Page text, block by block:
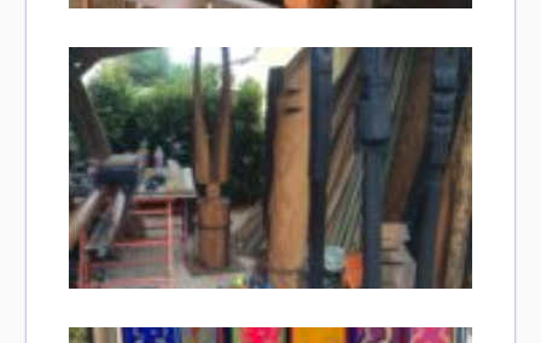
Statut / Organisation
J'accepte lestermes et conditions
* Champ obligatoire
Adresse email*
Prénom
Statut / Organisation
J'accepte lestermes et conditions